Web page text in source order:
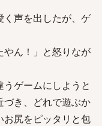
く声を出したが、ゲ
やん！」と怒りなが
ゲームにしようと
づき、どれで遊ぶか
お尻をピッタリと包